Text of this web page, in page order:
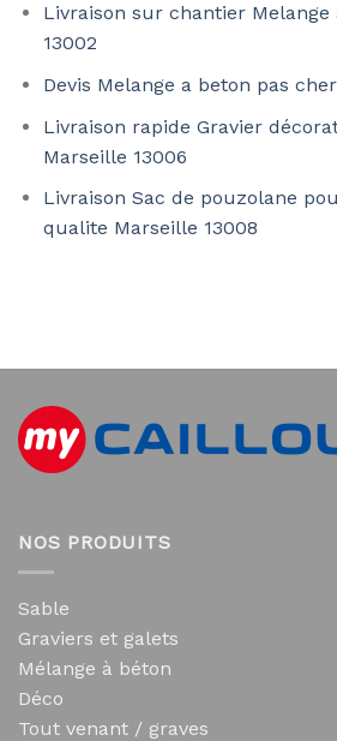
Livraison sur chantier Melange
13002
Devis Melange a beton pas
Livraison rapide Gravier
Marseille 13006
Livraison Sac de pouzolane
qualite Marseille 13008
NOS PRODUITS
Sable
Graviers et galets
Mélange à béton
Déco
Tout venant / graves